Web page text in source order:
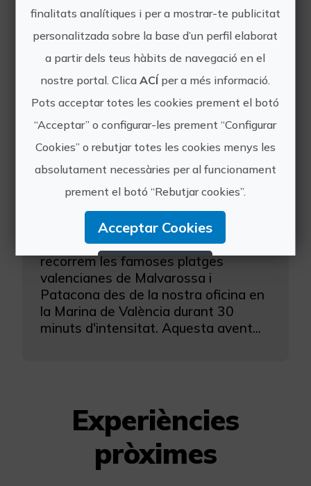
que permet a l'usuari arribar a elevar-
se fins a 12 metres d'altura i realitzar
totes les acrobàcies que se li
ocórreguen. És realment fàcil
d'aprendre a volar a...
Una excursió adrenalínica en la qual
recorrem les famoses platges
valencianes de Malvarossa i
Patacona des de la nostra oficina en
la Marina de València durant 30
minuts d'intensitat. Aquesta avent...
Experiències
pròximes
finalitats analítiques i per a mostrar-te publicitat
personalitzada sobre la base d’un perfil elaborat
a partir dels teus hàbits de navegació en el
nostre portal. ClicaACÍ per a més informació.
Pots acceptar totes les cookies prement el botó
“Acceptar” o configurar-les prement “Configurar
Cookies” o rebutjar totes les cookies menys les
absolutament necessàries per al funcionament
prement el botó “Rebutjar cookies”.
Acceptar Cookies
Rebutjar Cookies
Configurar Cookies
Més informació